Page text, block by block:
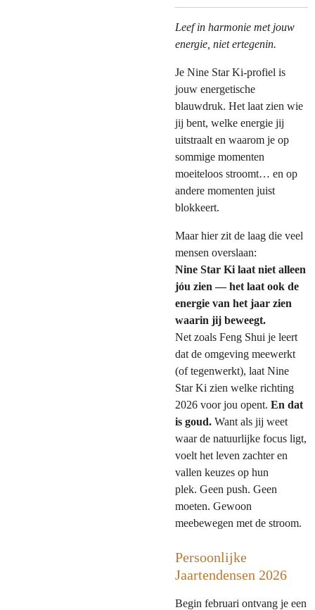
Leef in harmonie met jouw
energie, niet ertegenin.
Je Nine Star Ki-profiel is
jouw energetische
blauwdruk. Het laat zien wie
jij bent, welke energie jij
uitstraalt en waarom je op
sommige momenten
moeiteloos stroomt… en op
andere momenten juist
blokkeert.
Maar hier zit de laag die veel
mensen overslaan:
Nine Star Ki laat niet alleen
jóu zien — het laat ook de
energie van het jaar zien
waarin jij beweegt.
Net zoals Feng Shui je leert
dat de omgeving meewerkt
(of tegenwerkt), laat Nine
Star Ki zien welke richting
2026 voor jou opent. En dat
is goud. Want als jij weet
waar de natuurlijke focus ligt,
voelt het leven zachter en
vallen keuzes op hun
plek. Geen push. Geen
moeten. Gewoon
meebewegen met de stroom.
Persoonlijke
Jaartendensen 2026
Begin februari ontvang je een